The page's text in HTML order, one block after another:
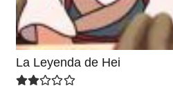
La Leyenda de Hei